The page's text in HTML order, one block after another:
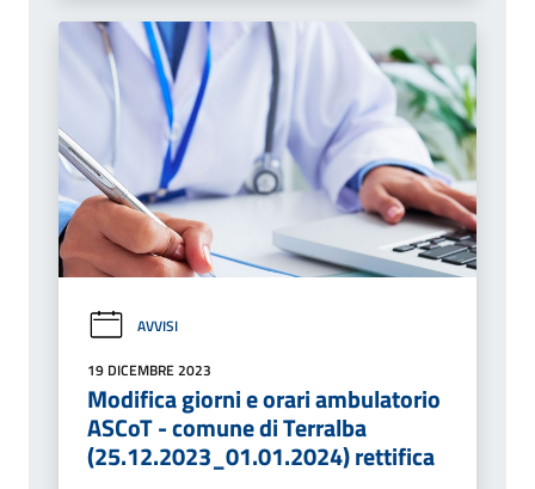
AVVISI
19 DICEMBRE 2023
Modifica giorni e orari ambulatorio
ASCoT - comune di Terralba
(25.12.2023_01.01.2024) rettifica